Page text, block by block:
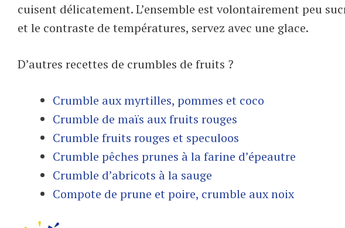
cuisent délicatement. L’ensemble est volontairement peu
et le contraste de températures, servez avec une glace.
D’autres recettes de crumbles de fruits ?
Crumble aux myrtilles, pommes et coco
Crumble de maïs aux fruits rouges
Crumble fruits rouges et speculoos
Crumble pêches prunes à la farine d’épeautre
Crumble d’abricots à la sauge
Compote de prune et poire, crumble aux noix